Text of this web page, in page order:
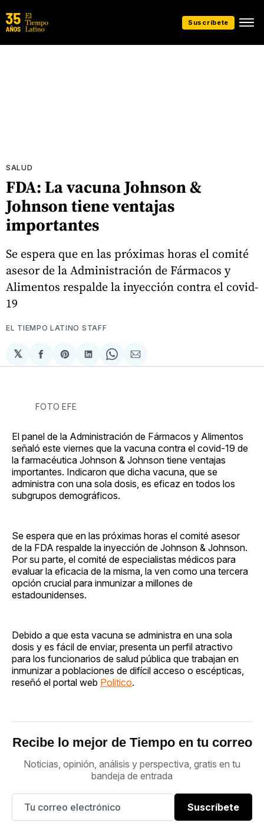
Suscríbete
SALUD
FDA: La vacuna Johnson &
Johnson tiene ventajas
importantes
Se espera que en las próximas horas el comité
asesor de la Administración de Fármacos y
Alimentos respalde la inyección contra el covid-
19
EL TIEMPO LATINO STAFF
𝕏
Compartir
en
Share
on
Compartir
en
Share
on
Compartir
via
FOTO EFE
El panel de la Administración de Fármacos y Alimentos
señaló este viernes que la vacuna contra el covid-19 de
la farmacéutica Johnson & Johnson tiene ventajas
importantes. Indicaron que dicha vacuna, que se
administra con una sola dosis, es eficaz en todos los
subgrupos demográficos.
Se espera que en las próximas horas el comité asesor
de la FDA respalde la inyección de Johnson & Johnson.
Por su parte, el comité de especialistas médicos para
evaluar la eficacia de la misma, la ven como una tercera
opción crucial para inmunizar a millones de
estadounidenses.
Debido a que esta vacuna se administra en una sola
dosis y es fácil de enviar, presenta un perfil atractivo
para los funcionarios de salud pública que trabajan en
inmunizar a poblaciones de difícil acceso o escépticas,
reseñó el portal web Politico.
Recibe lo mejor de Tiempo en tu correo
Noticias, opinión, análisis y perspectiva, gratis en tu
bandeja de entrada
Suscríbete